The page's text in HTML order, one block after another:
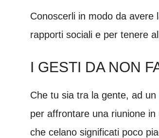
Conoscerli in modo da avere
rapporti sociali e per tenere
I GESTI DA NON
Che tu sia tra la gente, ad un
per affrontare una riunione
che celano significati poco